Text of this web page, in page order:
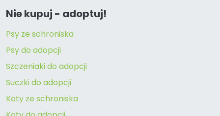
Nie kupuj - adoptuj!
Psy ze schroniska
Psy do adopcji
Szczeniaki do adopcji
Suczki do adopcji
Koty ze schroniska